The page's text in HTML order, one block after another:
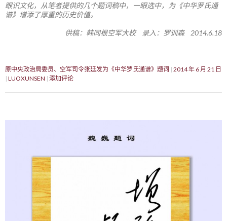
眼识文化，从笔者提供的几个题词稿中，一眼选中，为《中华罗氏通
谱》增添了厚重的历史价值。
供稿：韩同根空军大校 录入：罗训森 2014.6.18
原中央政治局委员、空军司令张廷发为《中华罗氏通谱》题词 2014 年 6 月 21 日
LUOXUNSEN 添加评论